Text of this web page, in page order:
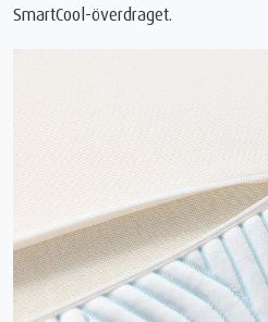
SmartCool-överdraget.